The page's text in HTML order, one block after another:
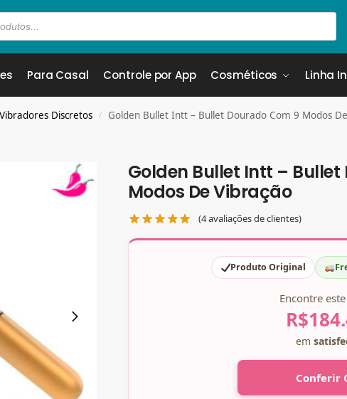
Para Casal Controle por App Cosméticos Linha
Vibradores Discretos / Golden Bullet Intt – Bullet Dourado Com 9 Modos
Golden Bullet Intt – Bullet
Modos De Vibração
(4avaliações de clientes)
Produto Original
Encontre
R$
em
Conferir